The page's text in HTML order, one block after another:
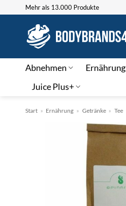
springen
Mehr als 13.000 Produkte
Abnehmen Ernährung
Juice Plus+
Start » Ernährung » Getränke » Tee